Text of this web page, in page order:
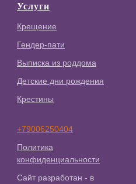
Услуги
Крещение
Гендер-пати
Выписка из роддома
Детские дни рождения
Крестины
+79006250404
Политика
конфиденциальности
Сайт разработан - в